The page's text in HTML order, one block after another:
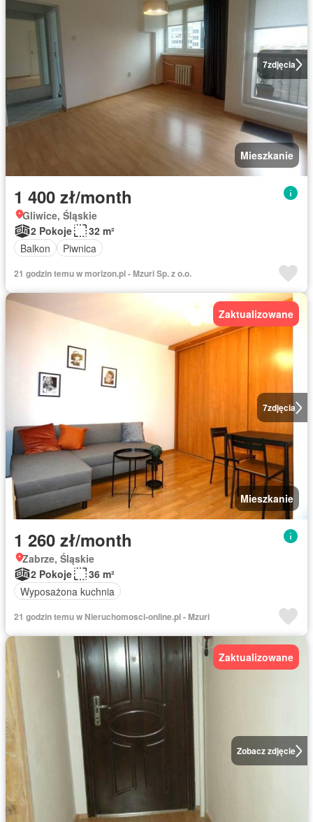
7zdjęcia
Mieszkanie
1 400 zł/month
Gliwice, Śląskie
2 Pokoje
32 m²
Balkon
Piwnica
21 godzin temu w morizon.pl - Mzuri Sp. z o.o.
7zdjęcia
Zaktualizowane
Mieszkanie
1 260 zł/month
Zabrze, Śląskie
2 Pokoje
36 m²
Wyposażona kuchnia
21 godzin temu w Nieruchomosci-online.pl - Mzuri
Zobacz zdjęcie
Zaktualizowane